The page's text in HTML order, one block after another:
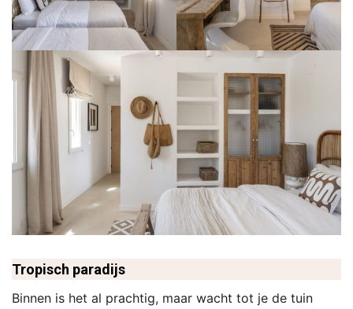
Tropisch paradijs
Binnen is het al prachtig, maar wacht tot je de tuin